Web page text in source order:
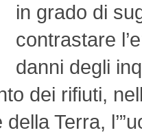
in grado di
contrastare
danni degli
dei rifiuti,
Terra,